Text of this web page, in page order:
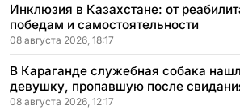
Инклюзия в Казахстане: от
победам и самостоятельности
08 августа 2026, 18:17
В Караганде служебная собака
девушку, пропавшую после
08 августа 2026, 12:17